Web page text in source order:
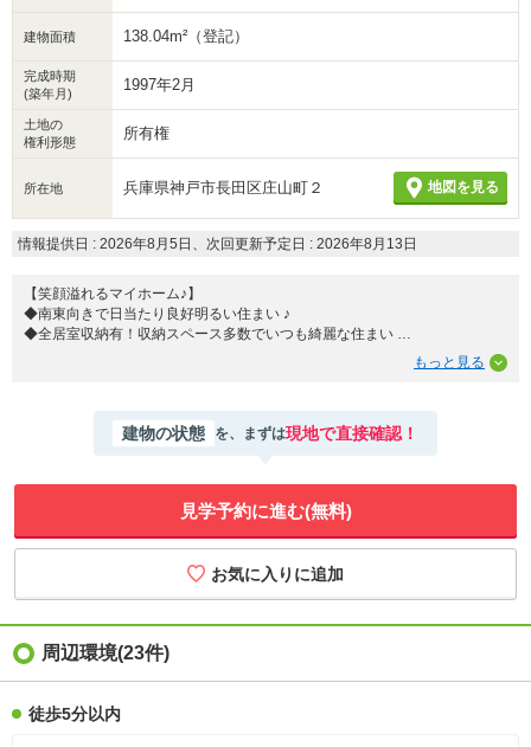
建物面積 138.04m²（登記）
完成時期
(築年月)
1997年2月
土地の
権利形態
所有権
所在地 兵庫県神戸市長田区庄山町２ 地図を見る
情報提供日 : 2026年8月5日、次回更新予定日 : 2026年8月13日
【笑顔溢れるマイホーム♪】
◆南東向きで日当たり良好明るい住まい ♪
◆全居室収納有！収納スペース多数でいつも綺麗な住まい
【リフォーム内容】
◯キッチン・浴室・洗面台・トイレ・給湯器新調等
＊＊＊＊＊＊＊＊＊＊＊＊＊＊＊＊＊＊＊＊＊＊＊＊＊＊＊
【資料請求】・・・・資料請求（オレンジ色ボタン）
【電話での問い合わせ】・・・・通話料無料（青色ボタン）
建物の状態 を、まずは現地で直接確認！
見学予約に進む(無料)
周辺環境(23件)
徒歩5分以内